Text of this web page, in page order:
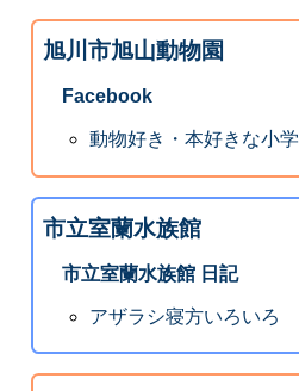
旭川市旭山動物園
Facebook
動物好き・本好きな小
市立室蘭水族館
市立室蘭水族館 日記
アザラシ寝方いろいろ